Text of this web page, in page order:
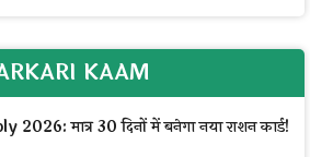
KAAM
मात्र 30 दिनों में बनेगा नया राशन कार्ड!